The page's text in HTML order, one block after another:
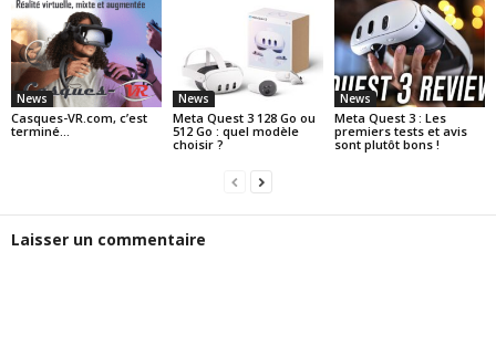
News
Casques-VR.com, c’est
terminé…
News
Meta Quest 3 128 Go ou
512 Go : quel modèle
choisir ?
News
Meta Quest 3 : Les
premiers tests et avis
sont plutôt bons !
Laisser un commentaire